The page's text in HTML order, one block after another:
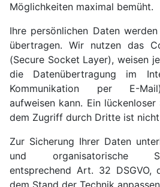
Möglichkeiten maximal bemüht.
Ihre persönlichen Daten
übertragen. Wir nutzen das
(Secure Socket Layer), weisen
die Datenübertragung im
Kommunikation per E-
aufweisen kann. Ein
dem Zugriff durch Dritte ist
Zur Sicherung Ihrer Daten
und organisatorische
entsprechend Art. 32